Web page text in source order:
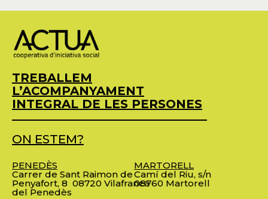
TREBALLEM
L’ACOMPANYAMENT
INTEGRAL DE LES PERSONES
ON ESTEM?
PENEDÈS
Carrer de Sant Raimon de
Penyafort, 8 08720 Vilafranca
del Penedès
MARTORELL
Camí del Riu, s/n
08760 Martorell